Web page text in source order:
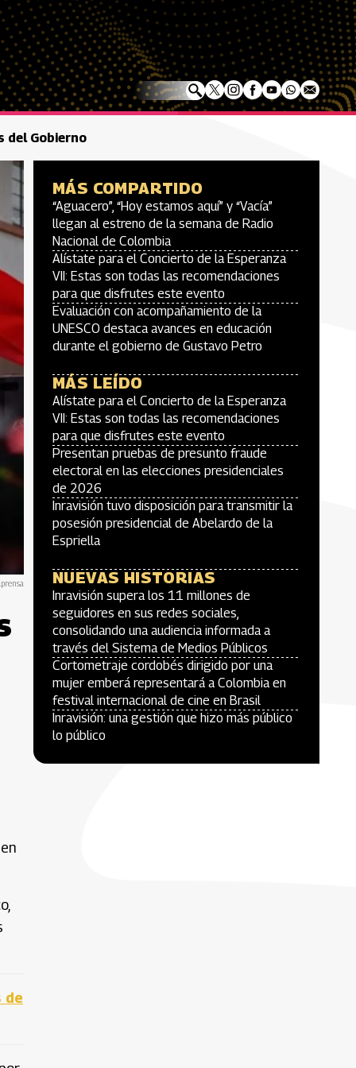
del Gobierno
de
MÁS COMPARTIDO
“Aguacero”, “Hoy estamos aquí” y “Vacía”
llegan al estreno de la semana de Radio
Nacional de Colombia
Alístate para el Concierto de la Esperanza
VII: Estas son todas las recomendaciones
para que disfrutes este evento
Evaluación con acompañamiento de la
UNESCO destaca avances en educación
durante el gobierno de Gustavo Petro
MÁS LEÍDO
Alístate para el Concierto de la Esperanza
VII: Estas son todas las recomendaciones
para que disfrutes este evento
Presentan pruebas de presunto fraude
electoral en las elecciones presidenciales
de 2026
Inravisión tuvo disposición para transmitir la
posesión presidencial de Abelardo de la
Espriella
NUEVAS HISTORIAS
Inravisión supera los 11 millones de
seguidores en sus redes sociales,
consolidando una audiencia informada a
través del Sistema de Medios Públicos
Cortometraje cordobés dirigido por una
mujer emberá representará a Colombia en
festival internacional de cine en Brasil
Inravisión: una gestión que hizo más público
lo público